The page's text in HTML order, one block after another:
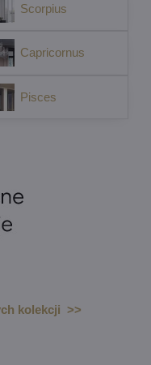
Scorpius
Capricornus
Pisces
kolekcji >>